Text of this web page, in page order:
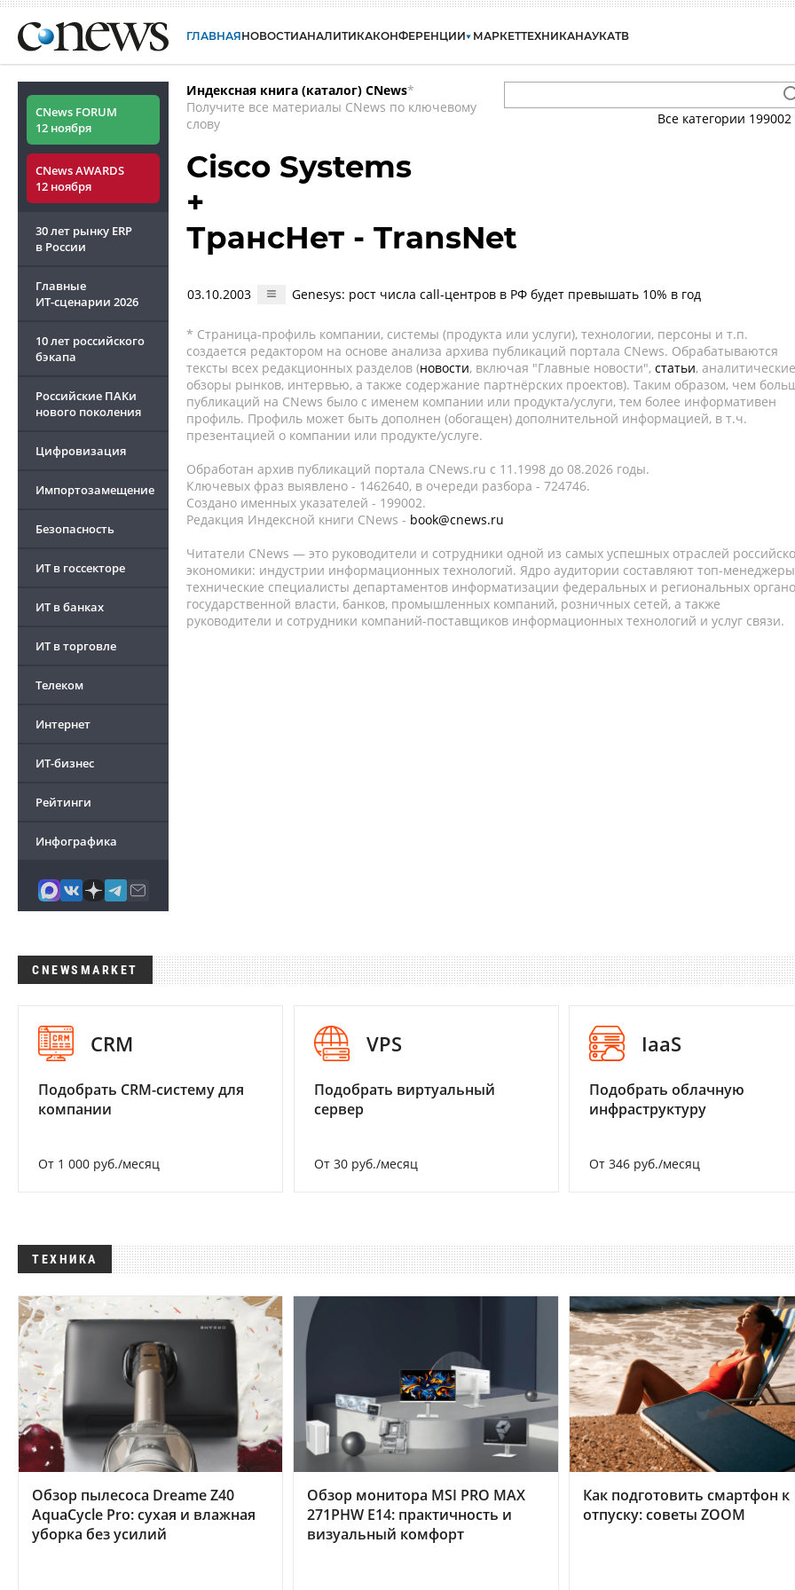
ГЛАВНАЯНОВОСТИАНАЛИТИКАКОНФЕРЕНЦИИ МАРКЕТТЕХНИКАНАУКАТВ
CNews FORUM
12 ноября
CNews AWARDS
12 ноября
30 лет рынку ERP
в России
Главные
ИТ-сценарии 2026
10 лет российского
бэкапа
Российские ПАКи
нового поколения
Цифровизация
Импортозамещение
Безопасность
ИТ в госсекторе
ИТ в банках
ИТ в торговле
Телеком
Интернет
ИТ-бизнес
Рейтинги
Инфографика
Индексная книга (каталог) CNews*
Получите все материалы CNews по ключевому
слову
Все категории 199002
Cisco Systems
+
ТрансНет - TransNet
03.10.2003 Genesys: рост числа call-центров в РФ будет превышать 10% в год
* Страница-профиль компании, системы (продукта или услуги), технологии, персоны и т.п.
создается редактором на основе анализа архива публикаций портала CNews. Обрабатываются
тексты всех редакционных разделов (новости, включая "Главные новости", статьи, аналитические
обзоры рынков, интервью, а также содержание партнёрских проектов). Таким образом, чем
публикаций на CNews было с именем компании или продукта/услуги, тем более информативен
профиль. Профиль может быть дополнен (обогащен) дополнительной информацией, в т.ч.
презентацией о компании или продукте/услуге.
Обработан архив публикаций портала CNews.ru c 11.1998 до 08.2026 годы.
Ключевых фраз выявлено - 1462640, в очереди разбора - 724746.
Создано именных указателей - 199002.
Редакция Индексной книги CNews - book@cnews.ru
Читатели CNews — это руководители и сотрудники одной из самых успешных отраслей
экономики: индустрии информационных технологий. Ядро аудитории составляют топ-
технические специалисты департаментов информатизации федеральных и региональных
государственной власти, банков, промышленных компаний, розничных сетей, а также
руководители и сотрудники компаний-поставщиков информационных технологий и услуг связи.
CNEWSMARKET
CRM
Подобрать CRM-систему для
компании
От 1 000 руб./месяц
VPS
Подобрать виртуальный
сервер
От 30 руб./месяц
IaaS
Подобрать облачную
инфраструктуру
От 346 руб./месяц
ТЕХНИКА
Обзор пылесоса Dreame Z40
AquaCycle Pro: сухая и влажная
уборка без усилий
Обзор монитора MSI PRO MAX
271PHW E14: практичность и
визуальный комфорт
Как подготовить смартфон к
отпуску: советы ZOOM